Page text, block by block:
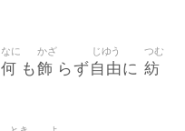
何
なに
も飾
かざ
らず自由
じゆう
に 紡
つむ